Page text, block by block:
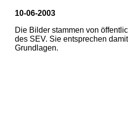
10-06-2003
Die Bilder stammen von
des SEV. Sie entsprechen
Grundlagen.